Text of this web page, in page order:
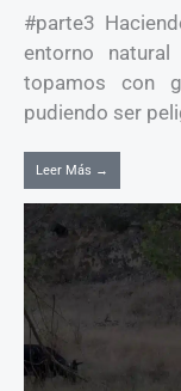
#parte3
entorno
topamos con
pudiendo ser
Leer Más →